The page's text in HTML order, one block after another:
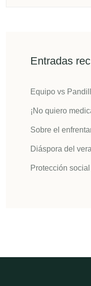
Entradas
Equipo vs
¡No quiero
Sobre el
Diáspora del
Protección